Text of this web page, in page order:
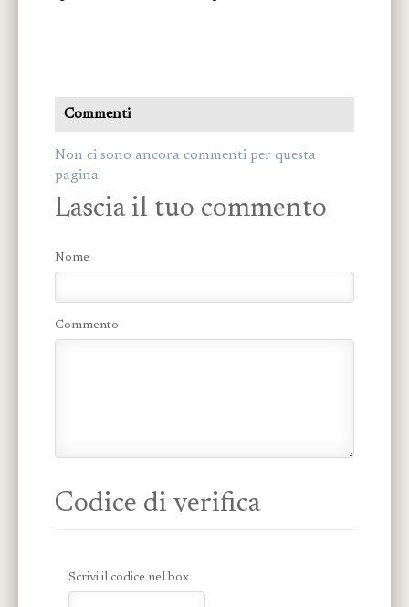
Commenti
Non ci sono ancora commenti per questa
pagina
Lascia il tuo commento
Nome
Commento
Codice di verifica
Scrivi il codice nel box